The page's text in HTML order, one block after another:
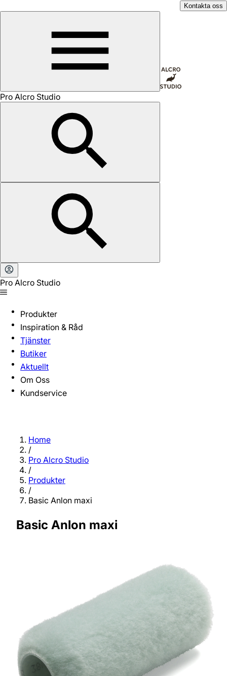
Kontakta oss
Pro Alcro Studio
Pro Alcro Studio
Produkter
Inspiration & Råd
Tjänster
Butiker
Aktuellt
Om Oss
Kundservice
Home
/
Pro Alcro Studio
/
Produkter
/
Basic Anlon maxi
Basic Anlon maxi